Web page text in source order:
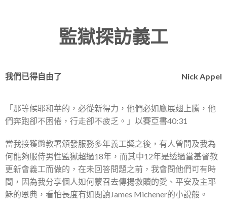
監獄探訪義工
我們已得自由了 Nick Appel
「那等候耶和華的，必從新得力，他們必如鷹展翅上騰，他
們奔跑卻不困倦，行走卻不疲乏。」以賽亞書40:31
當我接獲懲教署頒發服務多年義工獎之後，有人曾問及我為
何能夠服侍男性監獄超過18年，而其中12年是透過當基督教
更新會義工而做的，在未回答問題之前，我會問他們可有時
間，因為我分享個人如何蒙召去傳揚救贖的愛、平安及主耶
穌的恩典，看怕長度有如閱讀James Michener的小說般。